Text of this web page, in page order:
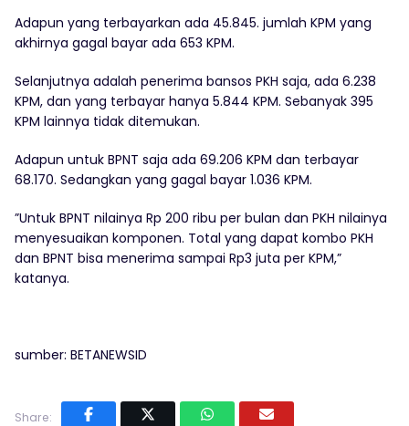
Adapun yang terbayarkan ada 45.845. jumlah KPM yang
akhirnya gagal bayar ada 653 KPM.
Selanjutnya adalah penerima bansos PKH saja, ada 6.238
KPM, dan yang terbayar hanya 5.844 KPM. Sebanyak 395
KPM lainnya tidak ditemukan.
Adapun untuk BPNT saja ada 69.206 KPM dan terbayar
68.170. Sedangkan yang gagal bayar 1.036 KPM.
”Untuk BPNT nilainya Rp 200 ribu per bulan dan PKH nilainya
menyesuaikan komponen. Total yang dapat kombo PKH
dan BPNT bisa menerima sampai Rp3 juta per KPM,”
katanya.
sumber: BETANEWSID
Share: